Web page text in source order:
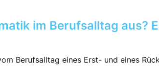
im Berufsalltag aus?
Berufsalltag eines Erst- und eines